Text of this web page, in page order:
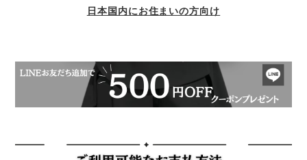
日本国内にお住まいの方向け